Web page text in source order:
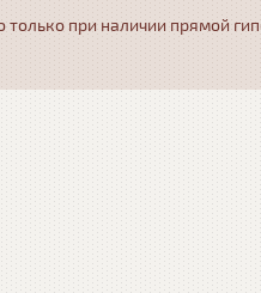
при наличии прямой